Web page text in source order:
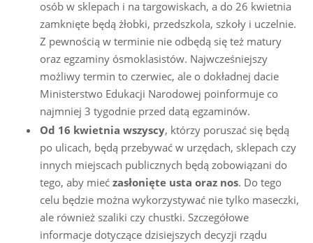
osób w sklepach i na targowiskach, a do 26 kwietnia
zamknięte będą żłobki, przedszkola, szkoły i uczelnie.
Z pewnością w terminie nie odbędą się też matury
oraz egzaminy ósmoklasistów. Najwcześniejszy
możliwy termin to czerwiec, ale o dokładnej dacie
Ministerstwo Edukacji Narodowej poinformuje co
najmniej 3 tygodnie przed datą egzaminów.
Od 16 kwietnia wszyscy, którzy poruszać się będą
po ulicach, będą przebywać w urzędach, sklepach czy
innych miejscach publicznych będą zobowiązani do
tego, aby mieć zasłonięte usta oraz nos. Do tego
celu będzie można wykorzystywać nie tylko maseczki,
ale również szaliki czy chustki. Szczegółowe
informacje dotyczące dzisiejszych decyzji rządu